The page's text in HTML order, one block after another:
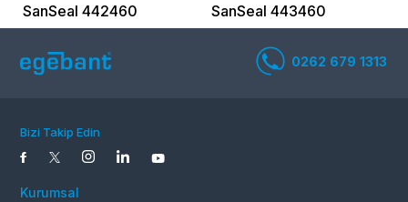
SanSeal 442460 SanSeal 443460
Bizi Takip Edin
Kurumsal